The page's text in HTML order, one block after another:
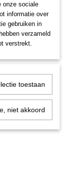
onze sociale
informatie over
gebruiken in
verzameld
verstrekt.
toestaan
niet akkoord